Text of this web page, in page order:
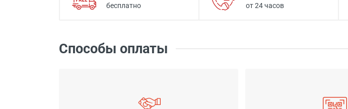
бесплатно от 24 часов
Способы оплаты